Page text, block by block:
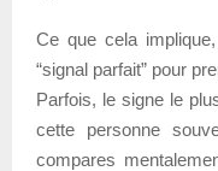
Ce que cela
“signal parfait” pour
Parfois, le signe le
cette personne
compares